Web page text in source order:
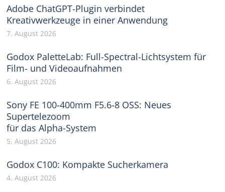
Adobe ChatGPT-Plugin verbindet
Kreativwerkzeuge in einer Anwendung
7. August 2026
Godox PaletteLab: Full-Spectral-Lichtsystem für
Film- und Videoaufnahmen
6. August 2026
Sony FE 100-400mm F5.6-8 OSS: Neues
Supertelezoom
für das Alpha-System
5. August 2026
Godox C100: Kompakte Sucherkamera
4. August 2026